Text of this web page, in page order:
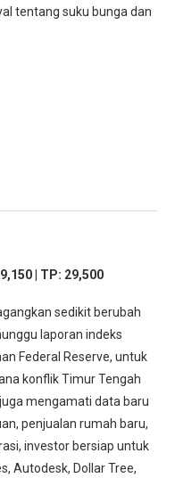
tentang suku bunga dan
| TP: 29,500
sedikit berubah
laporan indeks
Federal Reserve, untuk
konflik Timur Tengah
mengamati data baru
penjualan rumah baru,
investor bersiap untuk
Autodesk, Dollar Tree,